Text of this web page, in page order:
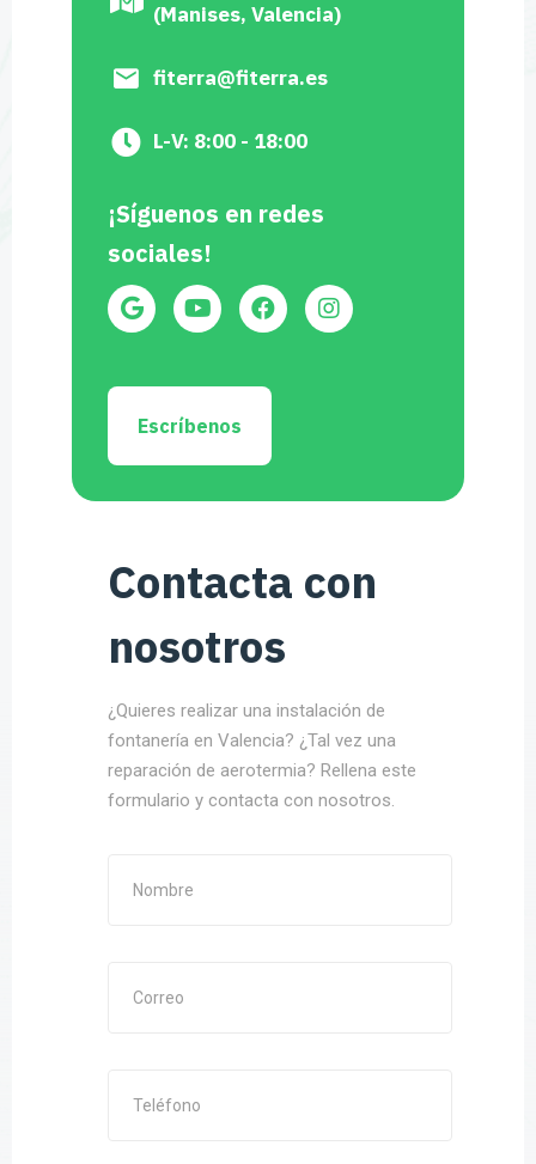
(Manises, Valencia)
fiterra@fiterra.es
L-V: 8:00 - 18:00
¡Síguenos en redes
sociales!
Escríbenos
Contacta con
nosotros
¿Quieres realizar una instalación de
fontanería en Valencia? ¿Tal vez una
reparación de aerotermia? Rellena este
formulario y contacta con nosotros.